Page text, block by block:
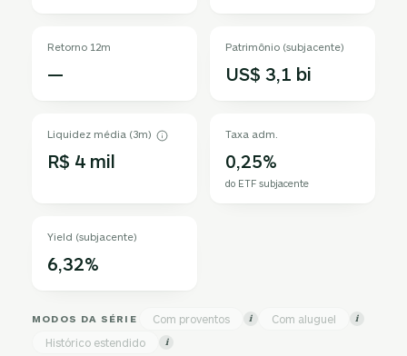
Retorno 12m
—
Patrimônio (subjacente)
US$ 3,1 bi
Liquidez média (3m)
R$ 4 mil
Taxa adm.
0,25%
do ETF subjacente
Yield (subjacente)
6,32%
MODOS DA SÉRIE Com proventos i Com aluguel i
Histórico estendido i